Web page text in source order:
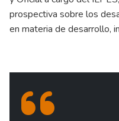
prospectiva sobre los
en materia de desarrollo,